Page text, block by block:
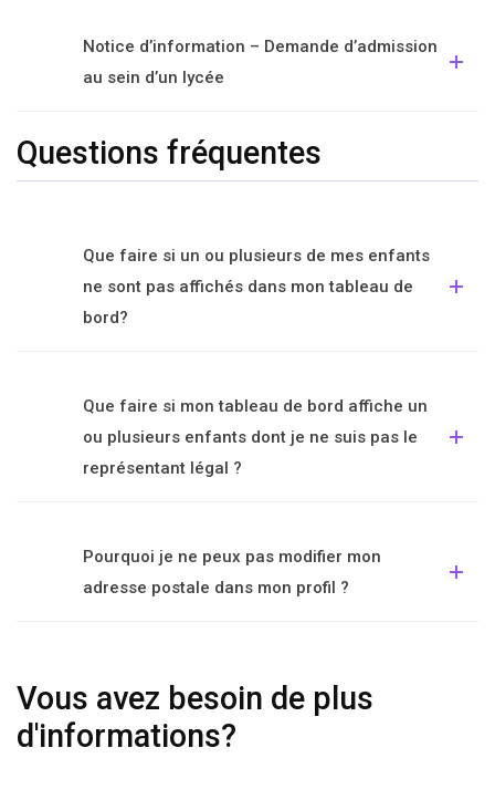
Notice d’information – Demande d’admission
au sein d’un lycée
Questions fréquentes
Que faire si un ou plusieurs de mes enfants
ne sont pas affichés dans mon tableau de
bord?
Que faire si mon tableau de bord affiche un
ou plusieurs enfants dont je ne suis pas le
représentant légal ?
Pourquoi je ne peux pas modifier mon
adresse postale dans mon profil ?
Vous avez besoin de plus
d'informations?